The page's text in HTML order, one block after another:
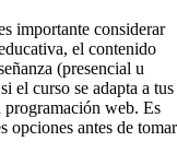
importante considerar
el contenido
(presencial u
el curso se adapta a tus
web. Es
opciones antes de tomar